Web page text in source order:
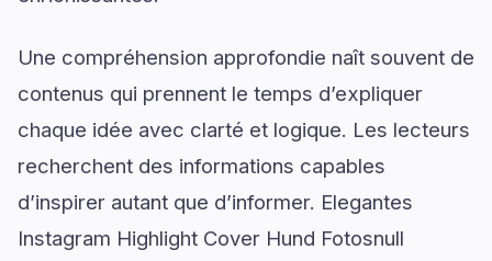
Une compréhension approfondie naît souvent de
contenus qui prennent le temps d’expliquer
chaque idée avec clarté et logique. Les lecteurs
recherchent des informations capables
d’inspirer autant que d’informer. Elegantes
Instagram Highlight Cover Hund Fotosnull